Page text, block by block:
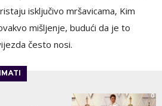
isključivo mršavicama, Kim
mišljenje, budući da je to
često nosi.
0